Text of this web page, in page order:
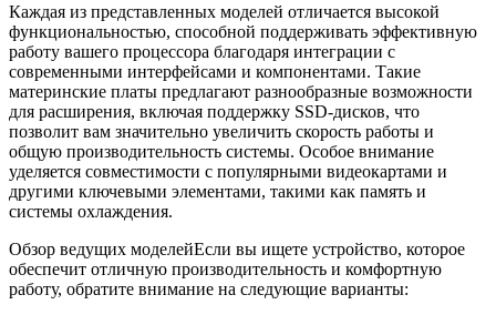
Каждая из представленных моделей отличается высокой
функциональностью, способной поддерживать эффективную
работу вашего процессора благодаря интеграции с
современными интерфейсами и компонентами. Такие
материнские платы предлагают разнообразные возможности
для расширения, включая поддержку SSD-дисков, что
позволит вам значительно увеличить скорость работы и
общую производительность системы. Особое внимание
уделяется совместимости с популярными видеокартами и
другими ключевыми элементами, такими как память и
системы охлаждения.
Обзор ведущих моделейЕсли вы ищете устройство, которое
обеспечит отличную производительность и комфортную
работу, обратите внимание на следующие варианты: